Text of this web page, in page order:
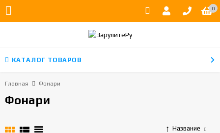
0
КАТАЛОГ ТОВАРОВ
Главная Фонари
Фонари
Название